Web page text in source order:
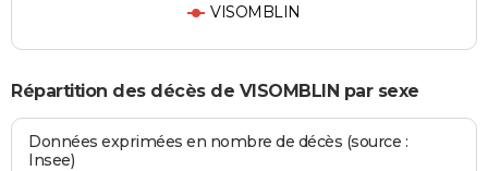
VISOMBLIN
Répartition des décès de VISOMBLIN par sexe
Données exprimées en nombre de décès (source :
Insee)